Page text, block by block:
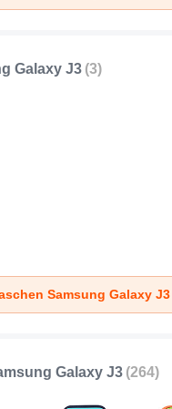
Galaxy J3 (3)
Samsung Galaxy J3
Galaxy J3 (264)